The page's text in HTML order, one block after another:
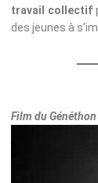
travail collectif
des jeunes à
Film du